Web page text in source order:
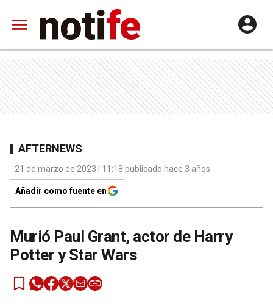
AFTERNEWS
21 de marzo de 2023 | 11:18 publicado hace 3 años
Añadir como fuente en
Murió Paul Grant, actor de Harry
Potter y Star Wars